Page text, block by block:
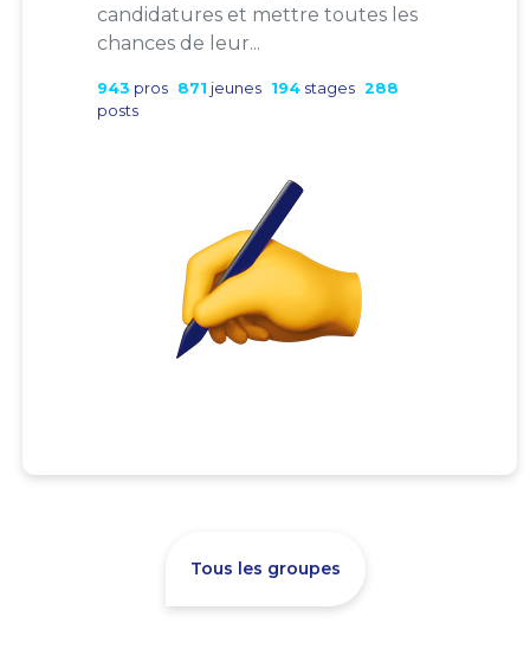
candidatures et mettre toutes les
chances de leur...
943 pros 871 jeunes 194 stages 288
posts
Tous les groupes